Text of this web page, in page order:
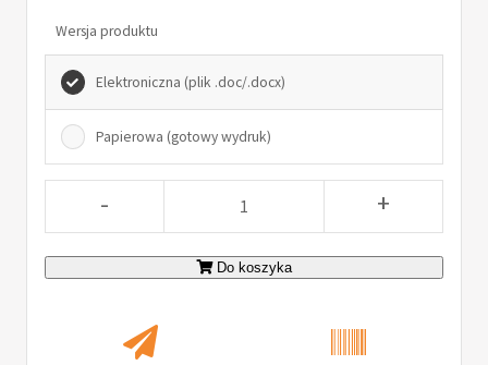
Wersja produktu
Elektroniczna (plik .doc/.docx)
Papierowa (gotowy wydruk)
- +
Do koszyka